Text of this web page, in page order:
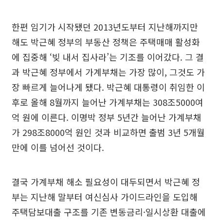
한편 임기가 시작됐던 2013년도부터 지난해까지만
해도 박근혜 정부의 부동산 정책은 주택매매 활성화
에 집중해 ‘빚 내서 집사라’는 기조를 이어갔다. 그 결
과 박근혜 정부에서 가계부채는 가장 많이, 그것도 가
장 빠르게 늘어나게 됐다. 박근혜 대통령이 취임한 이
후로 올해 8월까지 늘어난 가계부채는 308조5000여
억 원에 이른다. 이명박 정부 5년간 늘어난 가계부채
가 298조8000억 원인 것과 비교하면 출범 3년 5개월
만에 이를 넘어선 것이다.
결국 가계부채 해소 필요성이 대두되면서 박근혜 정
부는 지난해 말부터 여신심사 가이드라인을 도입해
주택담보대출 구조를 기존 변동금리·일시상환 대출에